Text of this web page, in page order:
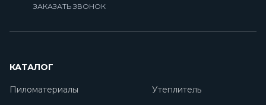
ЗАКАЗАТЬ ЗВОНОК
КАТАЛОГ
Пиломатериалы
Утеплитель